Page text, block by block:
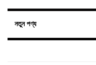
নতুন পণ্য